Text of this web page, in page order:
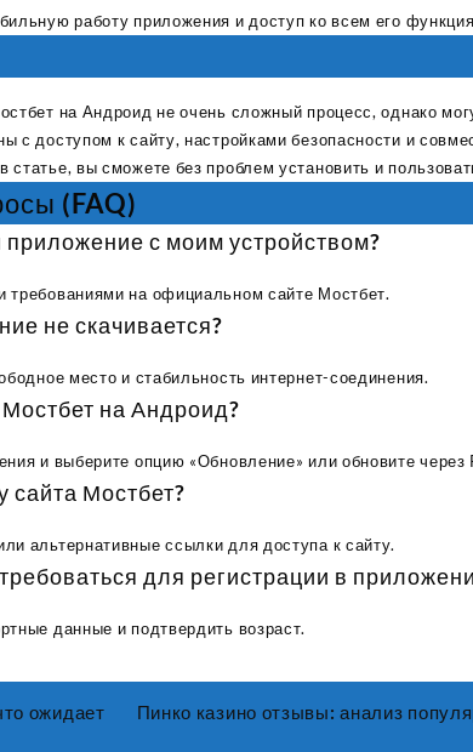
работу приложения и доступ ко всем его
на Андроид не очень сложный процесс, однако
с доступом к сайту, настройками безопасности и
вы сможете без проблем установить и
(FAQ)
приложение с моим устройством?
на официальном сайте Мостбет.
не скачивается?
место и стабильность интернет-соединения.
на Андроид?
и выберите опцию «Обновление» или обновите через
сайта Мостбет?
альтернативные ссылки для доступа к сайту.
для регистрации в
данные и подтвердить возраст.
ожидает
Пинко казино отзывы: анализ